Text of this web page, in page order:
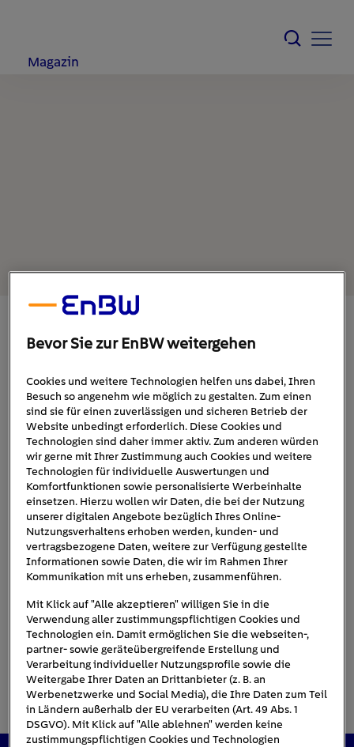
Magazin
29. November 2021 1min
volkswagen-id-4-gtx
Bevor Sie zur EnBW weitergehen
Cookies und weitere Technologien helfen uns dabei, Ihren
Besuch so angenehm wie möglich zu gestalten. Zum einen
sind sie für einen zuverlässigen und sicheren Betrieb der
Website unbedingt erforderlich. Diese Cookies und
Technologien sind daher immer aktiv. Zum anderen würden
wir gerne mit Ihrer Zustimmung auch Cookies und weitere
Technologien für individuelle Auswertungen und
Komfortfunktionen sowie personalisierte Werbeinhalte
einsetzen. Hierzu wollen wir Daten, die bei der Nutzung
unserer digitalen Angebote bezüglich Ihres Online-
Nutzungsverhaltens erhoben werden, kunden- und
vertragsbezogene Daten, weitere zur Verfügung gestellte
Informationen sowie Daten, die wir im Rahmen Ihrer
Kommunikation mit uns erheben, zusammenführen.
Mit Klick auf "Alle akzeptieren" willigen Sie in die
Verwendung aller zustimmungspflichtigen Cookies und
Technologien ein. Damit ermöglichen Sie die webseiten-,
partner- sowie geräteübergreifende Erstellung und
Verarbeitung individueller Nutzungsprofile sowie die
Weitergabe Ihrer Daten an Drittanbieter (z. B. an
Werbenetzwerke und Social Media), die Ihre Daten zum Teil
in Ländern außerhalb der EU verarbeiten (Art. 49 Abs. 1
DSGVO). Mit Klick auf "Alle ablehnen" werden keine
zustimmungspflichtigen Cookies und Technologien